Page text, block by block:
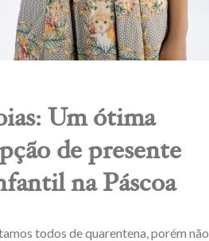
Um ótima
de presente
na Páscoa
todos de quarentena, porém não